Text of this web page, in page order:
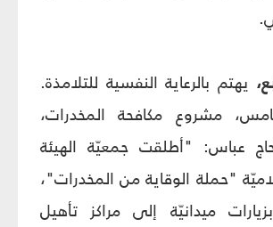
يهتم بالرعاية النفسية للتلامذة.
مشروع مكافحة المخدرات،
عباس: "أطلقت جمعيّة الهيئة
"حملة الوقاية من المخدرات"،
ميدانيّة إلى مراكز تأهيل